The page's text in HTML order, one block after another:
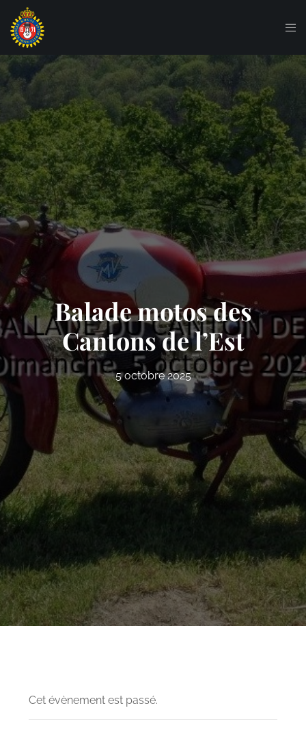
Balade motos des
Cantons de l’Est
5 octobre 2025
Cet évènement est passé.